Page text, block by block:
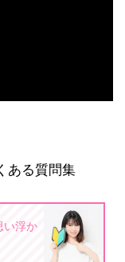
ある質問集
い浮か